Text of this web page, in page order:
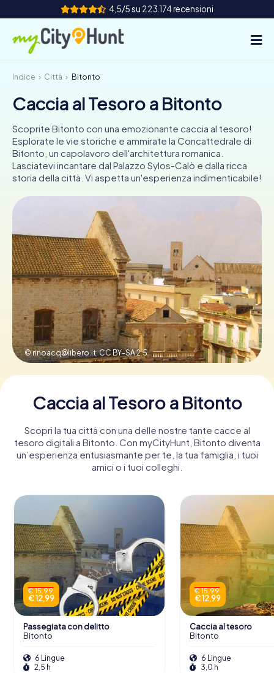
4,5/5 su 223.174 recensioni
Come funziona
Città
Tour
Team Building
Biglietti
AT
ES
FR
IT
NL
Prenota Biglietti
Acquista i Voucher
Indice Città Bitonto
Caccia al Tesoro a Bitonto
Scoprite Bitonto con una emozionante caccia al tesoro!
Esplorate le vie storiche e ammirate la Concattedrale di
Bitonto, un capolavoro dell'architettura romanica.
Lasciatevi incantare dal Palazzo Sylos-Calò e dalla ricca
storia della città. Vi aspetta un'esperienza indimenticabile!
©rinoacq@libero.it,CC BY-SA 2.5
Caccia al Tesoro a Bitonto
Scopri la tua città con una delle nostre tante cacce al
tesoro digitali a Bitonto. Con myCityHunt, Bitonto diventa
un’esperienza entusiasmante per te, la tua famiglia, i tuoi
amici o i tuoi colleghi.
€ 15,99
€ 12,99
Passegiata con delitto
Bitonto
6 Lingue
2,5 h
€ 15,99
€ 12,99
Caccia al tesoro
Bitonto
6 Lingue
3,0 h